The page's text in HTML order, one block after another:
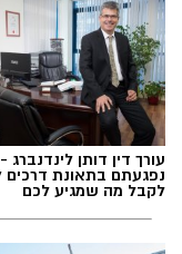
תגים:מועצה
בגדרה
עורך דין דותן לינדנברג -
נפגעתם בתאונת דרכים
לקבל מה שמגיע לכם